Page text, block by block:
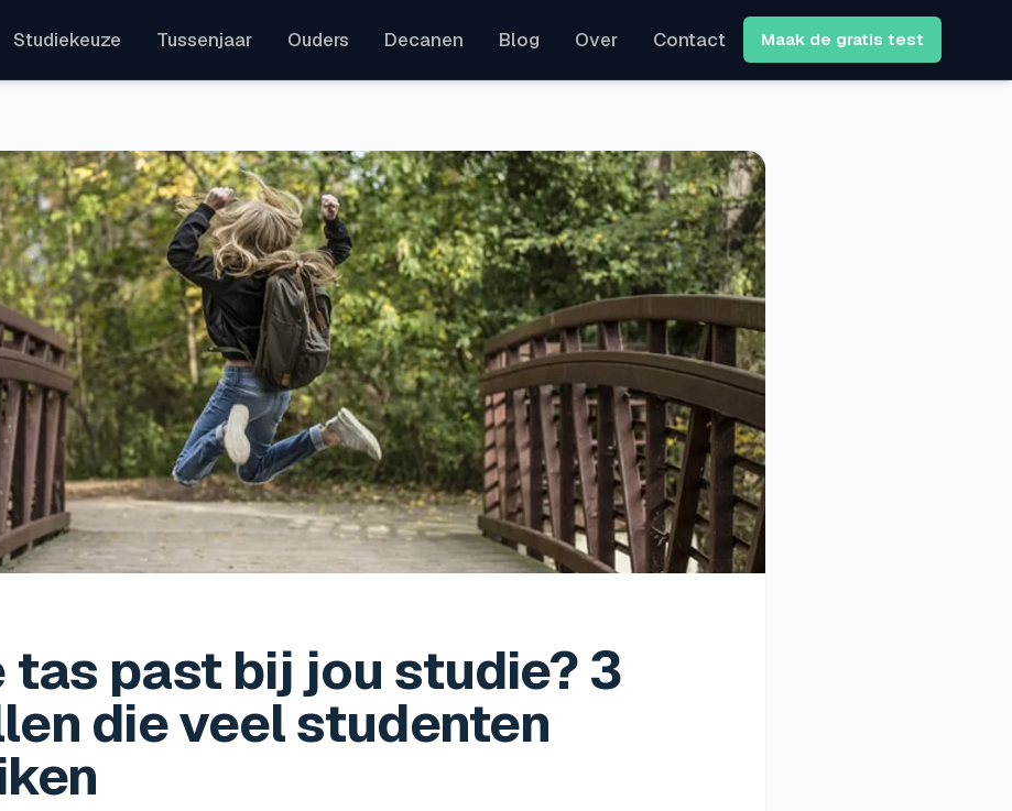
Studiekeuze Tussenjaar Ouders Decanen Blog Over Contact Maak de gratis test
tas past bij jou studie? 3
die veel studenten